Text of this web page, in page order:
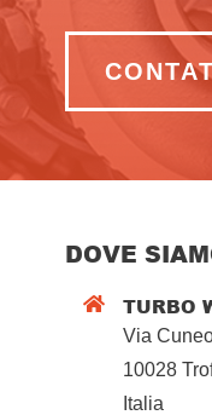
DOVE
 TURBO
Via
10028
Italia